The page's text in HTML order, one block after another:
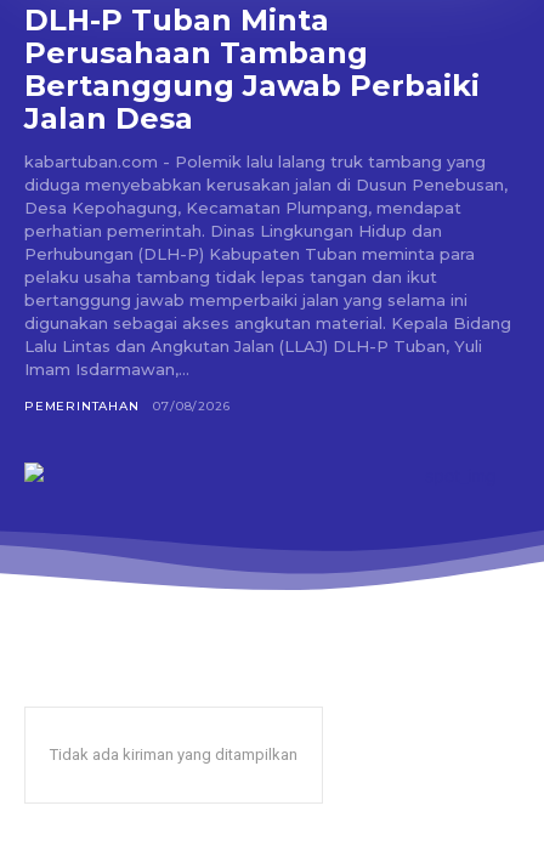
DLH-P Tuban Minta
Perusahaan Tambang
Bertanggung Jawab Perbaiki
Jalan Desa
kabartuban.com - Polemik lalu lalang truk tambang yang
diduga menyebabkan kerusakan jalan di Dusun Penebusan,
Desa Kepohagung, Kecamatan Plumpang, mendapat
perhatian pemerintah. Dinas Lingkungan Hidup dan
Perhubungan (DLH-P) Kabupaten Tuban meminta para
pelaku usaha tambang tidak lepas tangan dan ikut
bertanggung jawab memperbaiki jalan yang selama ini
digunakan sebagai akses angkutan material. Kepala Bidang
Lalu Lintas dan Angkutan Jalan (LLAJ) DLH-P Tuban, Yuli
Imam Isdarmawan,...
PEMERINTAHAN 07/08/2026
Tidak ada kiriman yang ditampilkan